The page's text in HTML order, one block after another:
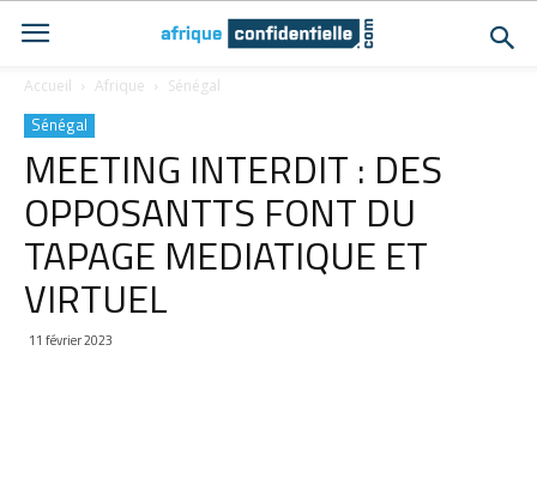
Accueil Afrique Sénégal
Sénégal
MEETING INTERDIT : DES
OPPOSANTTS FONT DU
TAPAGE MEDIATIQUE ET
VIRTUEL
11 février 2023